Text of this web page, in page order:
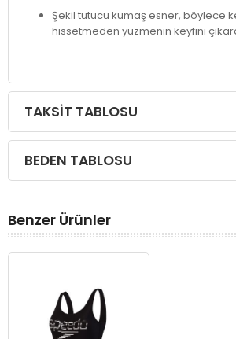
Şekil tutucu kumaş esner, böylece
hissetmeden yüzmenin keyfini
TAKSIT TABLOSU
BEDEN TABLOSU
Benzer Ürünler